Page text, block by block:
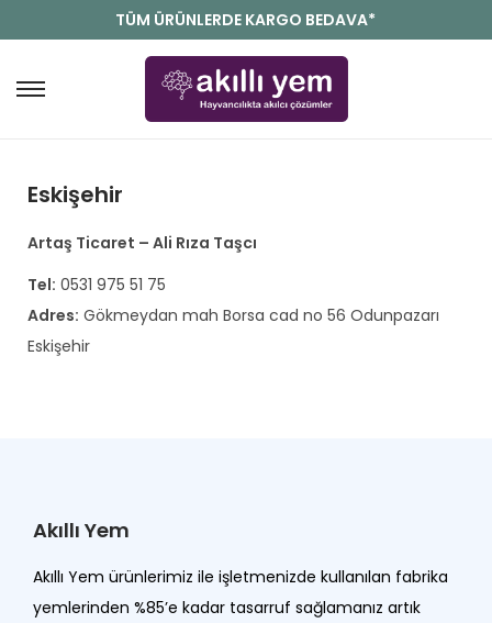
TÜM ÜRÜNLERDE KARGO BEDAVA*
Eskişehir
Artaş Ticaret – Ali Rıza Taşcı
Tel: 0531 975 51 75
Adres: Gökmeydan mah Borsa cad no 56 Odunpazarı
Eskişehir
Akıllı Yem
Akıllı Yem ürünlerimiz ile işletmenizde kullanılan fabrika
yemlerinden %85’e kadar tasarruf sağlamanız artık